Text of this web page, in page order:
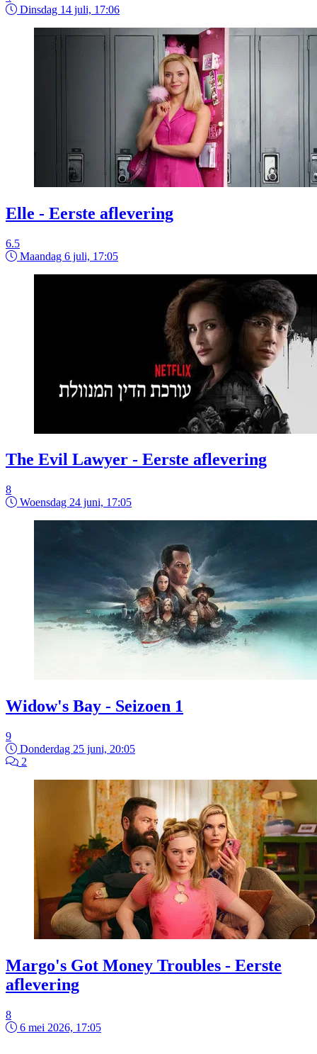
Dinsdag 14 juli, 17:06
Elle - Eerste aflevering
6.5
Maandag 6 juli, 17:05
The Evil Lawyer - Eerste aflevering
8
Woensdag 24 juni, 17:05
Widow's Bay - Seizoen 1
9
Donderdag 25 juni, 20:05
2
Margo's Got Money Troubles - Eerste
aflevering
8
6 mei 2026, 17:05